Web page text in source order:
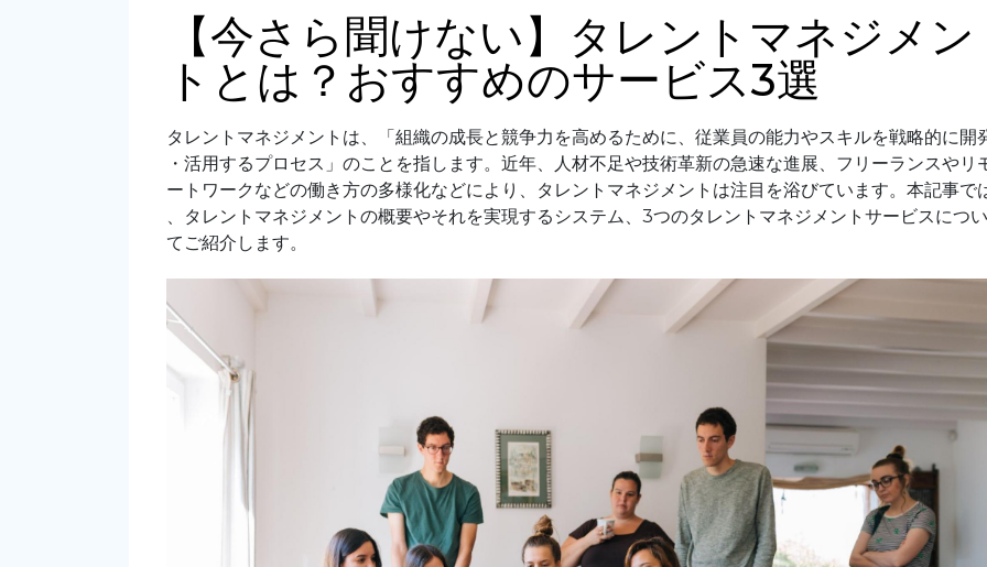
【今さら聞けない】タレントマネジメン
トとは？おすすめのサービス3選
タレントマネジメントは、「組織の成長と競争力を高めるために、従業員の能力やスキルを戦略的に開
・活用するプロセス」のことを指します。近年、人材不足や技術革新の急速な進展、フリーランスやリ
ートワークなどの働き方の多様化などにより、タレントマネジメントは注目を浴びています。本記事で
、タレントマネジメントの概要やそれを実現するシステム、3つのタレントマネジメントサービスについ
てご紹介します。